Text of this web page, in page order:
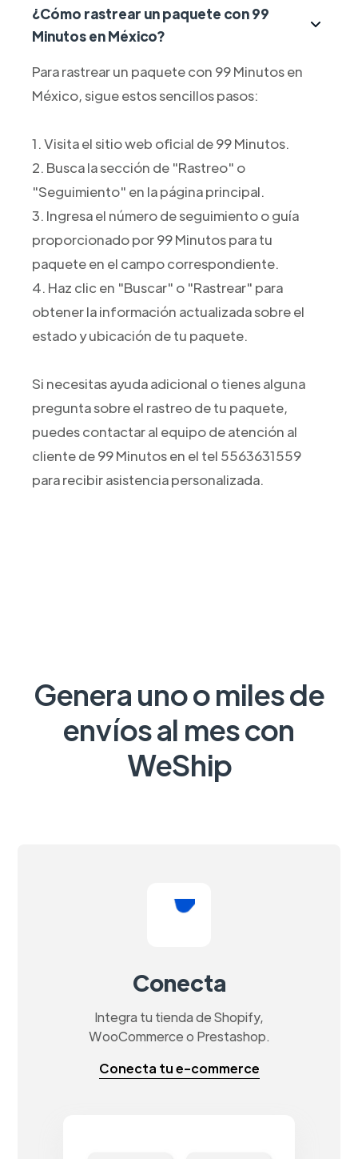
¿Cómo rastrear un paquete con 99
Minutos en México?
Para rastrear un paquete con 99 Minutos en
México, sigue estos sencillos pasos:
1. Visita el sitio web oficial de 99 Minutos.
2. Busca la sección de "Rastreo" o
"Seguimiento" en la página principal.
3. Ingresa el número de seguimiento o guía
proporcionado por 99 Minutos para tu
paquete en el campo correspondiente.
4. Haz clic en "Buscar" o "Rastrear" para
obtener la información actualizada sobre el
estado y ubicación de tu paquete.
Si necesitas ayuda adicional o tienes alguna
pregunta sobre el rastreo de tu paquete,
puedes contactar al equipo de atención al
cliente de 99 Minutos en el tel 5563631559
para recibir asistencia personalizada.
Genera uno o miles de
envíos al mes con
WeShip
Conecta
Integra tu tienda de Shopify,
WooCommerce o Prestashop.
Conecta tu e-commerce